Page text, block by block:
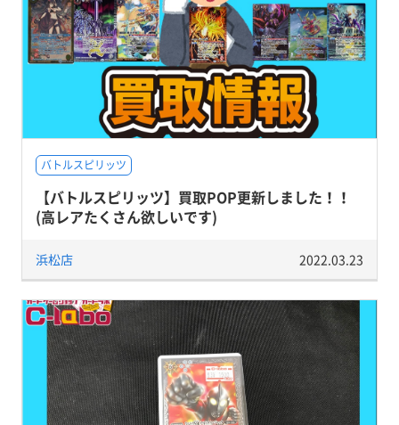
バトルスピリッツ
【バトルスピリッツ】買取POP更新しました！！
(高レアたくさん欲しいです)
浜松店 2022.03.23